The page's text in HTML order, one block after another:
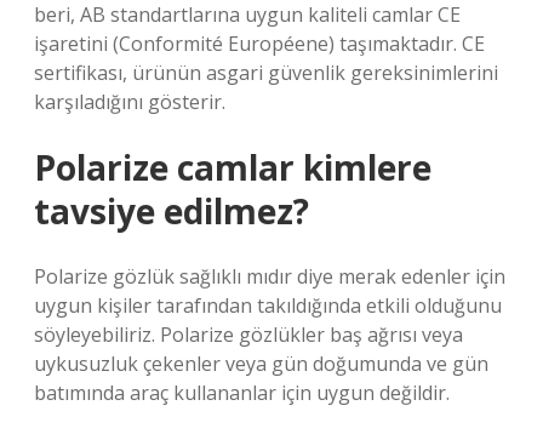
beri, AB standartlarına uygun kaliteli camlar CE
işaretini (Conformité Européene) taşımaktadır. CE
sertifikası, ürünün asgari güvenlik gereksinimlerini
karşıladığını gösterir.
Polarize camlar kimlere
tavsiye edilmez?
Polarize gözlük sağlıklı mıdır diye merak edenler için
uygun kişiler tarafından takıldığında etkili olduğunu
söyleyebiliriz. Polarize gözlükler baş ağrısı veya
uykusuzluk çekenler veya gün doğumunda ve gün
batımında araç kullananlar için uygun değildir.